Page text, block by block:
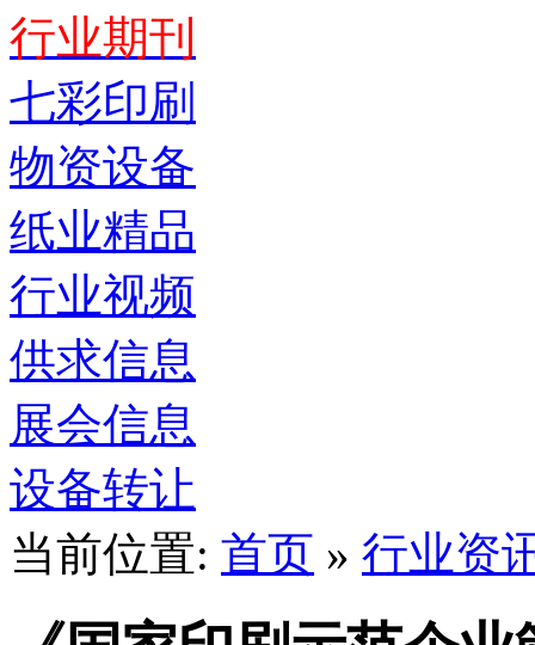
行业期刊
七彩印刷
物资设备
纸业精品
行业视频
供求信息
展会信息
设备转让
当前位置: 首页 » 行业资